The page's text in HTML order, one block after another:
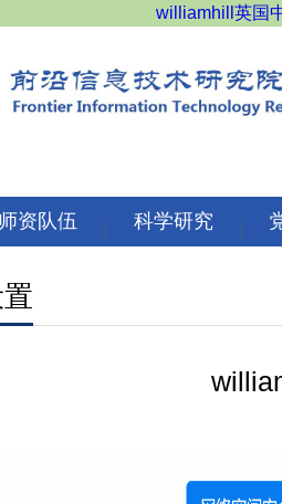
williamhill英国
资队伍 科学研究